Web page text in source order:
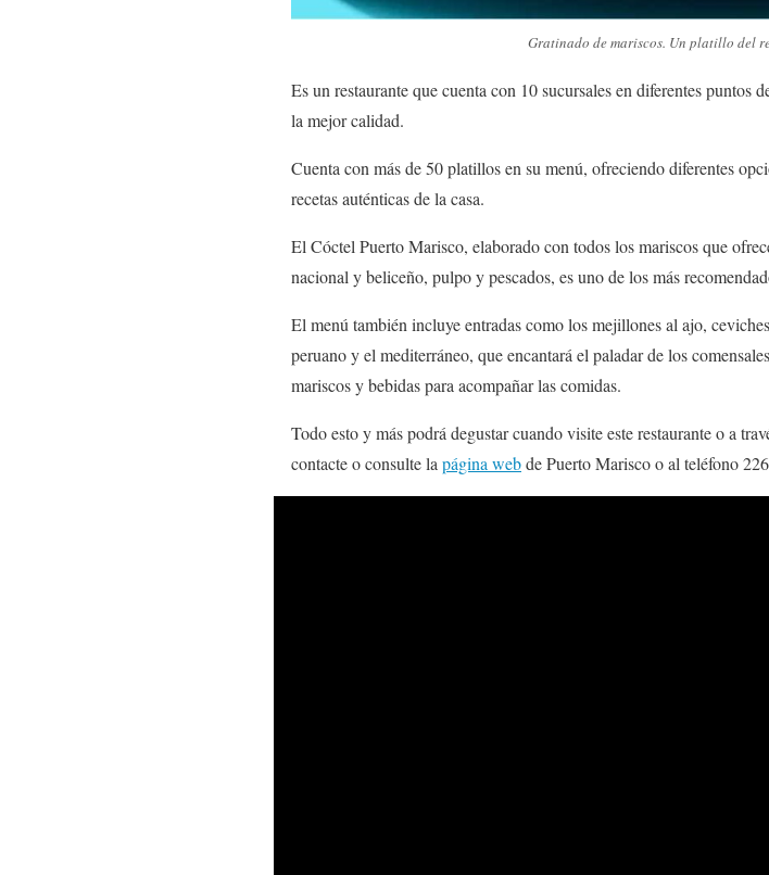
Gratinado de mariscos. Un platillo del
Es un restaurante que cuenta con 10 sucursales en diferentes puntos
la mejor calidad.
Cuenta con más de 50 platillos en su menú, ofreciendo diferentes
recetas auténticas de la casa.
El Cóctel Puerto Marisco, elaborado con todos los mariscos que
nacional y beliceño, pulpo y pescados, es uno de los más
El menú también incluye entradas como los mejillones al ajo,
peruano y el mediterráneo, que encantará el paladar de los
mariscos y bebidas para acompañar las comidas.
Todo esto y más podrá degustar cuando visite este restaurante o a
contacte o consulte la página webde Puerto Marisco o al teléfono